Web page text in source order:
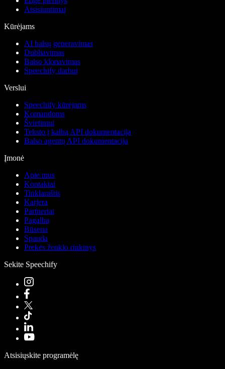
Atsisiuntimai
Kūrėjams
AI balsų generavimas
Dubliavimas
Balso klonavimas
Speechify darbui
Verslui
Speechify kūrėjams
Komandoms
Švietimui
Teksto į kalbą API dokumentacija
Balso agentų API dokumentacija
Įmonė
Apie mus
Kontaktai
Tinklaraštis
Karjera
Partneriai
Pagalba
Būsena
Spauda
Prekės ženklo rinkinys
Sekite Speechify
Atsisiųskite programėlę